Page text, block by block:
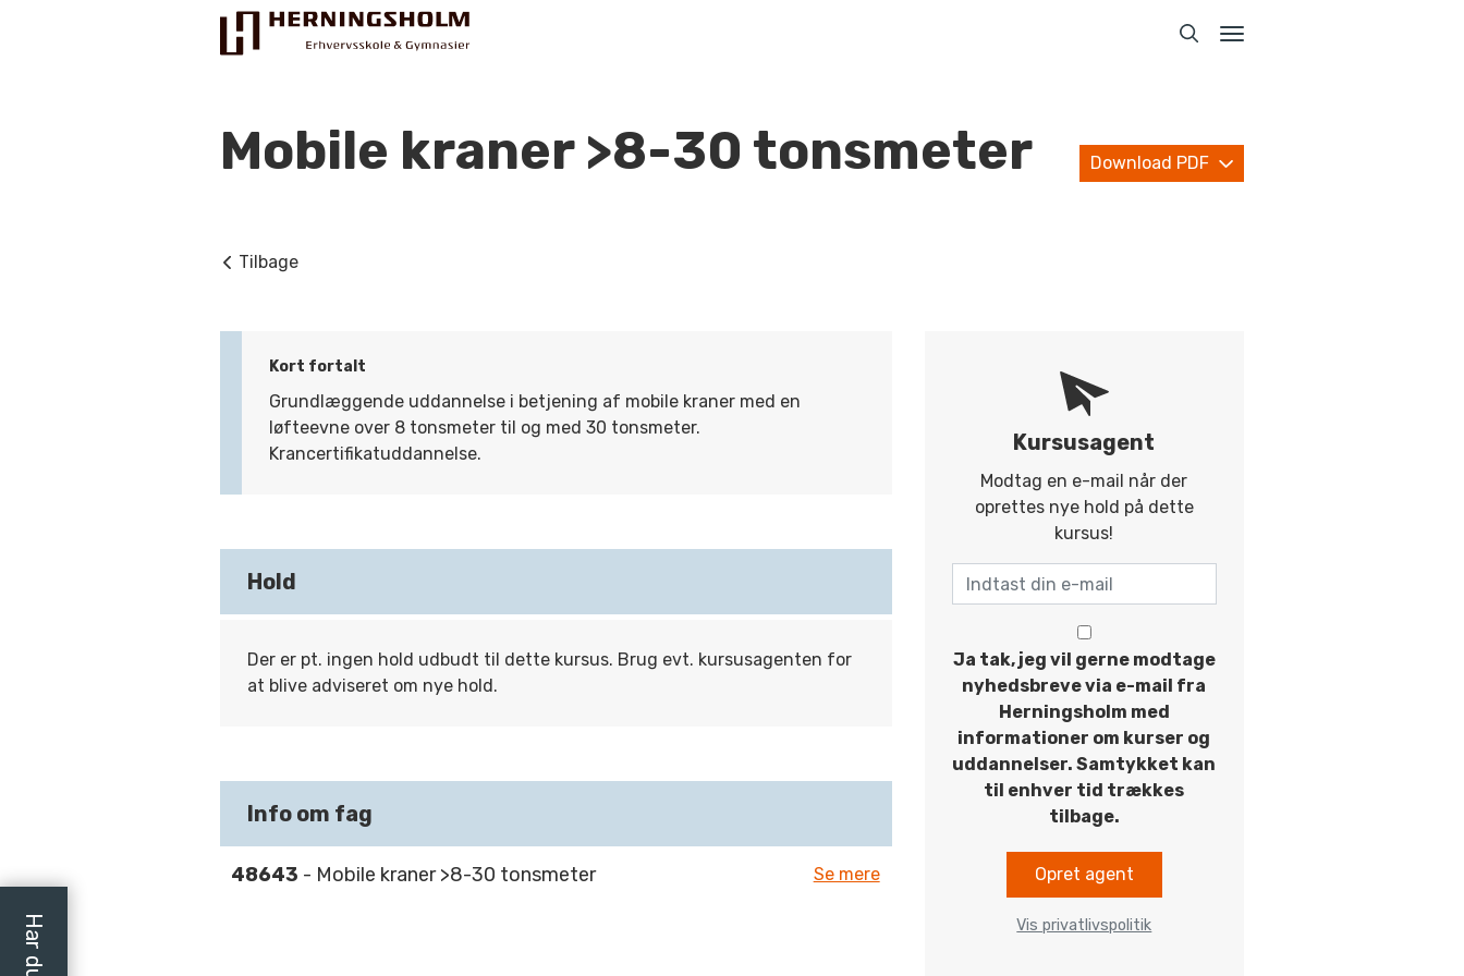
Mobile kraner >8-30 tonsmeter Download PDF
Tilbage
Kort fortalt
Grundlæggende uddannelse i betjening af mobile kraner med en
løfteevne over 8 tonsmeter til og med 30 tonsmeter.
Krancertifikatuddannelse.
Hold
Der er pt. ingen hold udbudt til dette kursus. Brug evt. kursusagenten for
at blive adviseret om nye hold.
Info om fag
48643 - Mobile kraner >8-30 tonsmeter Se mere
Kursusagent
Modtag en e-mail når der
oprettes nye hold på dette
kursus!
Ja tak, jeg vil gerne modtage
nyhedsbreve via e-mail fra
Herningsholm med
informationer om kurser og
uddannelser. Samtykket kan
til enhver tid trækkes
tilbage.
Opret agent
Vis privatlivspolitik